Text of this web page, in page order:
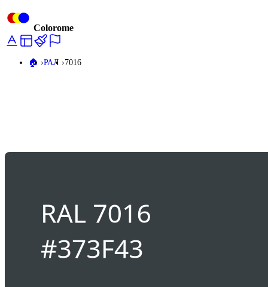
Colorome
🏠️ РАЛ 7016